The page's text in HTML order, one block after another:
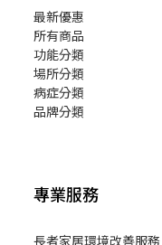
最新優惠
所有商品
功能分類
場所分類
病症分類
品牌分類
專業服務
長者家居環境改善服務